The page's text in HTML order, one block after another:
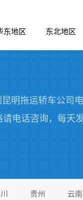
东地区 东北地区
明拖运轿车公司
电话咨询，每天
贵州 云南